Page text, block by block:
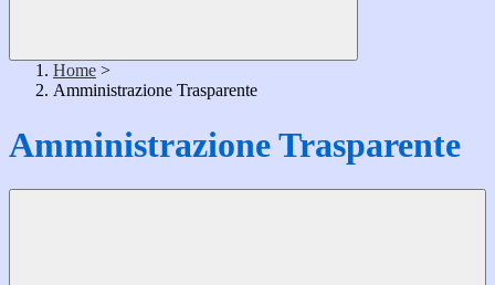
Home >
Amministrazione Trasparente
Amministrazione Trasparente